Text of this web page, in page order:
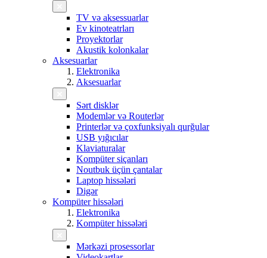
TV və aksessuarlar
Ev kinoteatrları
Proyektorlar
Akustik kolonkalar
Aksesuarlar
Elektronika
Aksesuarlar
Sərt disklər
Modemlər və Routerlər
Printerlər və çoxfunksiyalı qurğular
USB yığıcılar
Klaviaturalar
Kompüter siçanları
Noutbuk üçün çantalar
Laptop hissələri
Digər
Kompüter hissələri
Elektronika
Kompüter hissələri
Mərkəzi prosessorlar